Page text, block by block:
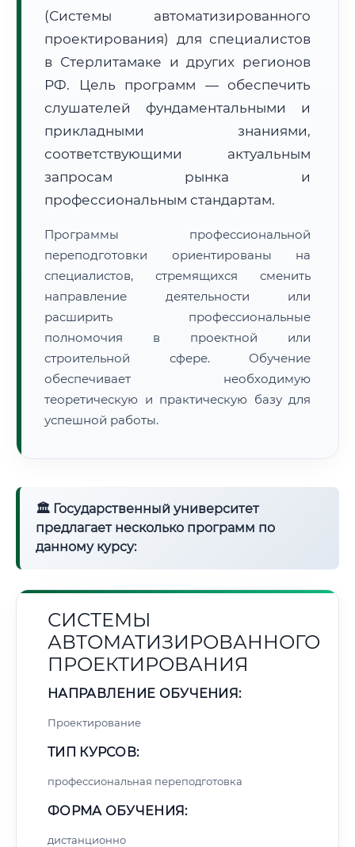
Расчет логистики оригиналов:
• Экспресс-доставка СДЭК / Почтой:
2–3 рабочих дня
📜 Документы и аккредитация ФИС ФРДО
(Системы автоматизированного
проектирования) для специалистов
в Стерлитамаке и других регионов
РФ. Цель программ — обеспечить
слушателей фундаментальными и
прикладными знаниями,
соответствующими актуальным
запросам рынка и
профессиональным стандартам.
Программы профессиональной
переподготовки ориентированы на
специалистов, стремящихся сменить
направление деятельности или
расширить профессиональные
полномочия в проектной или
строительной сфере. Обучение
обеспечивает необходимую
теоретическую и практическую базу для
успешной работы.
🏛 Государственный университет
предлагает несколько программ по
данному курсу:
СИСТЕМЫ
АВТОМАТИЗИРОВАННОГО
ПРОЕКТИРОВАНИЯ
НАПРАВЛЕНИЕ ОБУЧЕНИЯ:
Проектирование
ТИП КУРСОВ:
профессиональная переподготовка
ФОРМА ОБУЧЕНИЯ:
дистанционно